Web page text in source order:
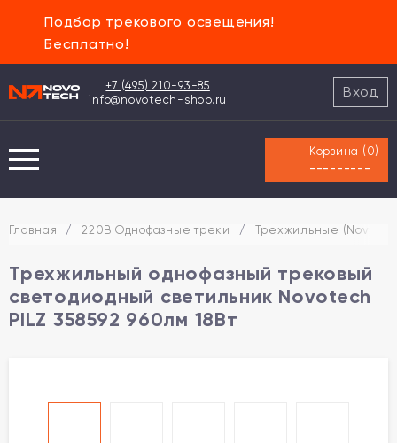
Подбор трекового освещения!
Бесплатно!
+7 (495) 210-93-85
info@novotech-shop.ru
Вход
Корзина ( 0)
---------
Главная / 220В Однофазные треки / Трехжильные
Трехжильный однофазный трековый
светодиодный светильник Novotech
PILZ 358592 960лм 18Вт